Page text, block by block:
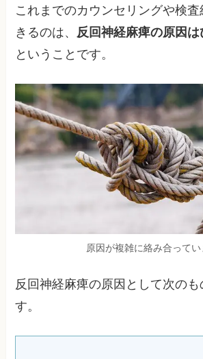
これまでのカウンセリングや検
きるのは、 反回神経麻痺の原因
ということです。
原因が複雑に絡み合ってい
反回神経麻痺の原因として次のも
す。